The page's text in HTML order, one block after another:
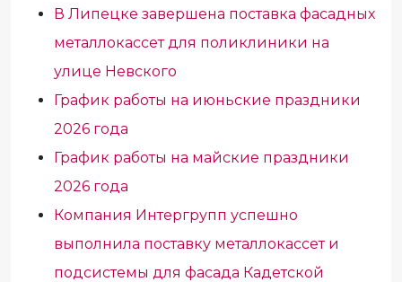
В Липецке завершена поставка фасадных
металлокассет для поликлиники на
улице Невского
График работы на июньские праздники
2026 года
График работы на майские праздники
2026 года
Компания Интергрупп успешно
выполнила поставку металлокассет и
подсистемы для фасада Кадетской